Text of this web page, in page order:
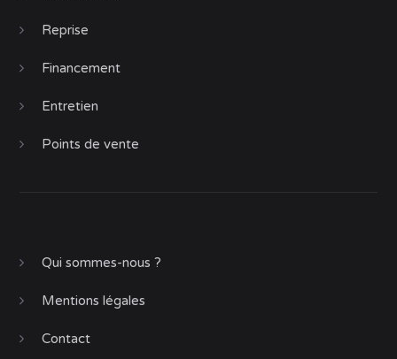
Reprise
Financement
Entretien
Points de vente
Qui sommes-nous ?
Mentions légales
Contact